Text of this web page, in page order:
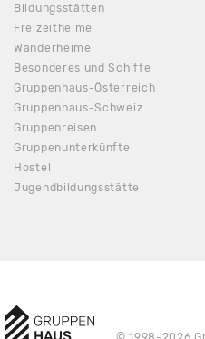
Bildungsstätten
Freizeitheime
Wanderheime
Besonderes und Schiffe
Gruppenhaus-Österreich
Gruppenhaus-Schweiz
Gruppenreisen
Gruppenunterkünfte
Hostel
Jugendbildungsstätte